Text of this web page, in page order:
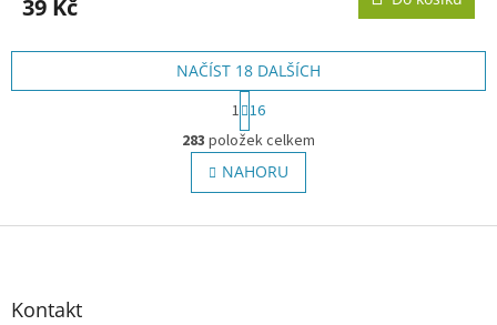
39 Kč
O
v
l
á
NAČÍST 18 DALŠÍCH
S
t
r
á
n
k
v
1 16
283 položek celkem
NAHORU
Z
Kontakt